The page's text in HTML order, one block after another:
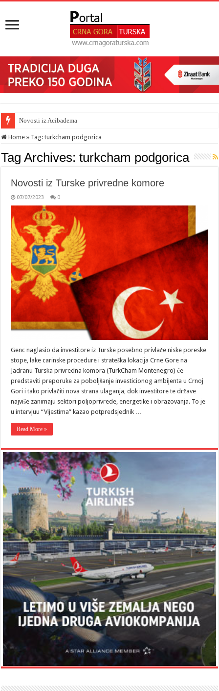
Novosti iz Acibadema
Home » Tag:turkcham podgorica
Tag Archives:turkcham podgorica
Novosti iz Turske privredne komore
07/07/2023 0
Genc naglasio da investitore iz Turske posebno privlače niske poreske
stope, lake carinske procedure i strateška lokacija Crne Gore na
Jadranu Turska privredna komora (TurkCham Montenegro) će
predstaviti preporuke za poboljšanje investicionog ambijenta u Crnoj
Gori i tako privlačiti nova strana ulaganja, dok investitore te države
najviše zanimaju sektori poljoprivrede, energetike i obrazovanja. To je
u intervjuu “Vijestima” kazao potpredsjednik …
Read More »